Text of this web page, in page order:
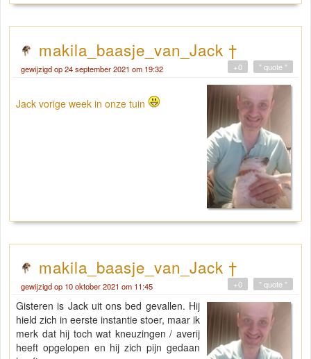
makila_baasje_van_Jack †
gewijzigd op 24 september 2021 om 19:32 " quote "
+0
Jack vorige week in onze tuin
makila_baasje_van_Jack †
gewijzigd op 10 oktober 2021 om 11:45 " quote "
+0
Gisteren is Jack uit ons bed gevallen. Hij
hield zich in eerste instantie stoer, maar ik
merk dat hij toch wat kneuzingen / averij
heeft opgelopen en hij zich pijn gedaan